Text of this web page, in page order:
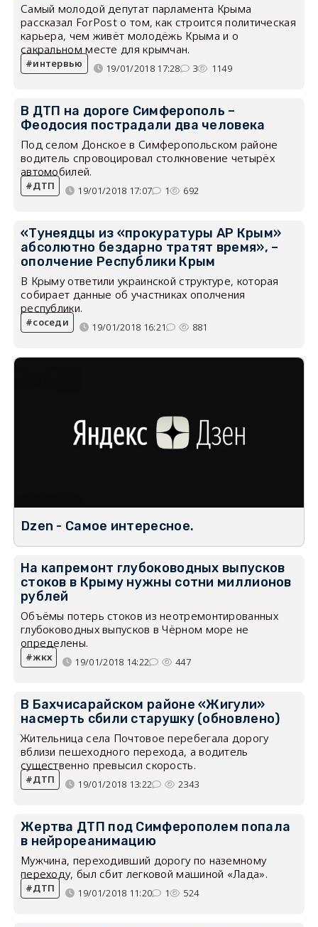
Самый молодой депутат парламента Крыма
рассказал ForPost о том, как строится политическая
карьера, чем живёт молодёжь Крыма и о
сакральном месте для крымчан.
интервью 19/01/2018 17:28 3 1149
В ДТП на дороге Симферополь –
Феодосия пострадали два человека
Под селом Донское в Симферопольском районе
водитель спровоцировал столкновение четырёх
автомобилей.
ДТП 19/01/2018 17:07 1 692
«Тунеядцы из «прокуратуры АР Крым»
абсолютно бездарно тратят время», –
ополчение Республики Крым
В Крыму ответили украинской структуре, которая
собирает данные об участниках ополчения
республики.
соседи 19/01/2018 16:21 881
Dzen - Самое интересное.
На капремонт глубоководных выпусков
стоков в Крыму нужны сотни миллионов
рублей
Объёмы потерь стоков из неотремонтированных
глубоководных выпусков в Чёрном море не
определены.
жкх 19/01/2018 14:22 447
В Бахчисарайском районе «Жигули»
насмерть сбили старушку (обновлено)
Жительница села Почтовое перебегала дорогу
вблизи пешеходного перехода, а водитель
существенно превысил скорость.
ДТП 19/01/2018 13:22 2343
Жертва ДТП под Симферополем попала
в нейрореанимацию
Мужчина, переходивший дорогу по наземному
переходу, был сбит легковой машиной «Лада».
ДТП 19/01/2018 11:20 1 524